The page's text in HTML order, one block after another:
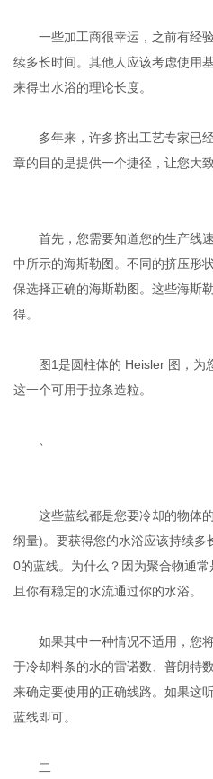
一些加工商很幸运，之前有经验
续多长时间。其他人应该考虑使用
来得出水浴的理论长度。
多年来，许多挤出工艺专家已经
章的目的是提供一个捷径，让您大
首先，您需要知道您的生产线速
中所示的海斯勒图。不同的挤压形
保选择正确的海斯勒图。这些海斯
得。
图1是圆柱体的 Heisler 图，为
这一个可用于拉条造粒。
、
这些蓝线都是您要冷却的物体的
纲量)。要获得您的水浴应该持续
0的蓝线。为什么？因为聚合物通
且你有稳定的水流通过你的水浴。
如果其中一种情况不适用，您将
于冷却料条的水的雷诺数、普朗特
来确定要使用的正确线路。如果这
蓝线即可。
二